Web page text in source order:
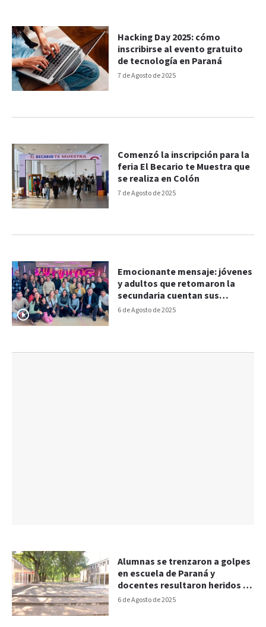
7 de Agosto de 2025
Hacking Day 2025: cómo
inscribirse al evento gratuito
de tecnología en Paraná
7 de Agosto de 2025
Comenzó la inscripción para la
feria El Becario te Muestra que
se realiza en Colón
6 de Agosto de 2025
Emocionante mensaje: jóvenes
y adultos que retomaron la
secundaria cuentan sus
historias y alientan a no
6 de Agosto de 2025
Alumnas se trenzaron a golpes
en escuela de Paraná y
docentes resultaron heridos al
separarlas